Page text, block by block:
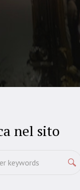
nel sito